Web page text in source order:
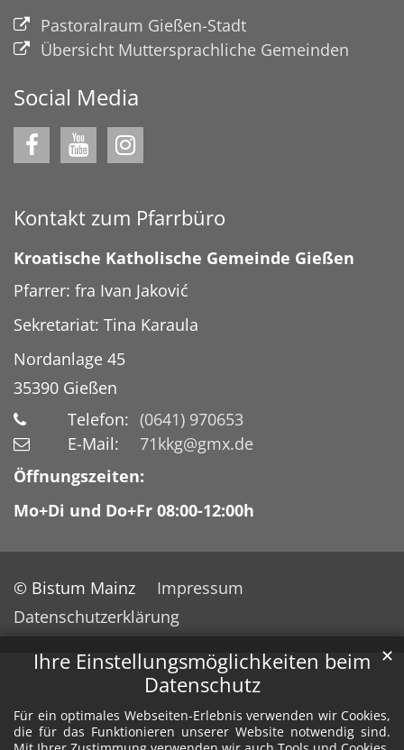
Ihre Einstellungsmöglichkeiten beim
Datenschutz
Für ein optimales Webseiten-Erlebnis verwenden wir Cookies,
die für das Funktionieren unserer Website notwendig sind.
✕
Pastoralraum Gießen-Stadt
Übersicht Muttersprachliche Gemeinden
Social Media
Kontakt zum Pfarrbüro
Kroatische Katholische Gemeinde Gießen
Pfarrer: fra Ivan Jaković
Sekretariat: Tina Karaula
Nordanlage 45
35390 Gießen
Telefon: (0641) 970653
E-Mail:
71kkg@gmx.de
Öffnungszeiten:
Mo+Di und Do+Fr 08:00-12:00h
© Bistum Mainz
Impressum
Datenschutzerklärung